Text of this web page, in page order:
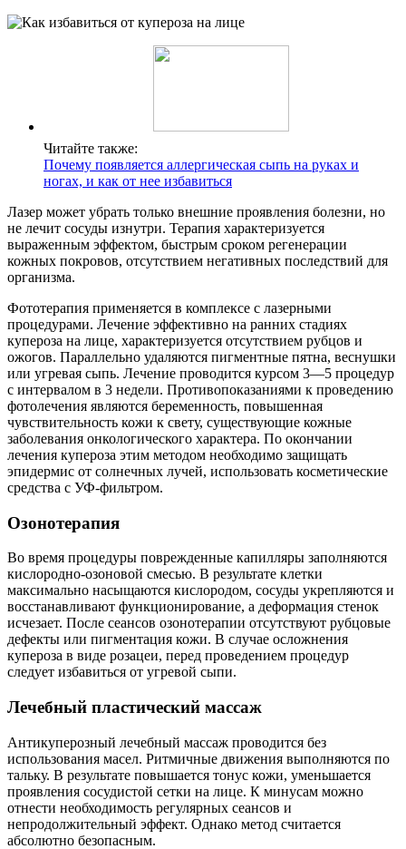
Читайте также:
Почему появляется аллергическая сыпь на руках и
ногах, и как от нее избавиться
Лазер может убрать только внешние проявления болезни, но
не лечит сосуды изнутри. Терапия характеризуется
выраженным эффектом, быстрым сроком регенерации
кожных покровов, отсутствием негативных последствий для
организма.
Фототерапия применяется в комплексе с лазерными
процедурами. Лечение эффективно на ранних стадиях
купероза на лице, характеризуется отсутствием рубцов и
ожогов. Параллельно удаляются пигментные пятна, веснушки
или угревая сыпь. Лечение проводится курсом 3—5 процедур
с интервалом в 3 недели. Противопоказаниями к проведению
фотолечения являются беременность, повышенная
чувствительность кожи к свету, существующие кожные
заболевания онкологического характера. По окончании
лечения купероза этим методом необходимо защищать
эпидермис от солнечных лучей, использовать косметические
средства с УФ-фильтром.
Озонотерапия
Во время процедуры поврежденные капилляры заполняются
кислородно-озоновой смесью. В результате клетки
максимально насыщаются кислородом, сосуды укрепляются и
восстанавливают функционирование, а деформация стенок
исчезает. После сеансов озонотерапии отсутствуют рубцовые
дефекты или пигментация кожи. В случае осложнения
купероза в виде розацеи, перед проведением процедур
следует избавиться от угревой сыпи.
Лечебный пластический массаж
Антикуперозный лечебный массаж проводится без
использования масел. Ритмичные движения выполняются по
тальку. В результате повышается тонус кожи, уменьшается
проявления сосудистой сетки на лице. К минусам можно
отнести необходимость регулярных сеансов и
непродолжительный эффект. Однако метод считается
абсолютно безопасным.